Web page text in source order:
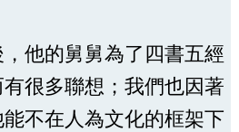
他的舅舅為了四書五經
很多聯想；我們也因著
不在人為文化的框架下